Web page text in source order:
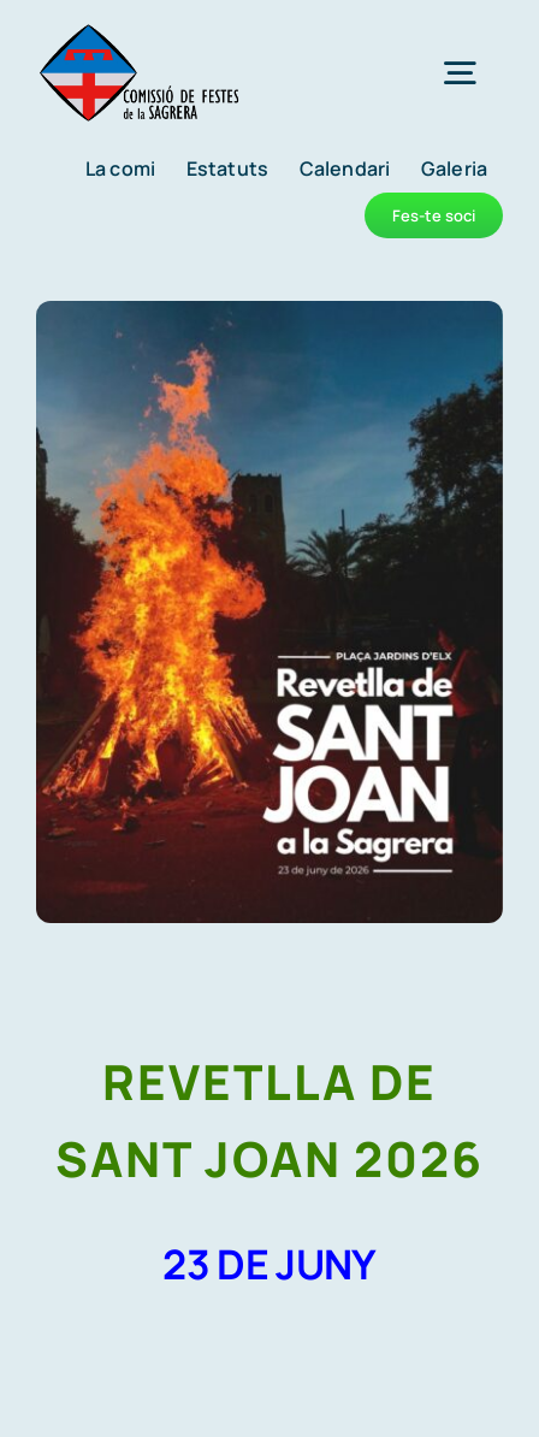
content
La comi Estatuts Calendari Galeria
Fes-te soci
Reis
Festes de la primavera
Nit de Sant Joan
Mostra d’entitats
Festa major
Cursa popular
REVETLLA DE
SANT JOAN 2026
23 DE JUNY